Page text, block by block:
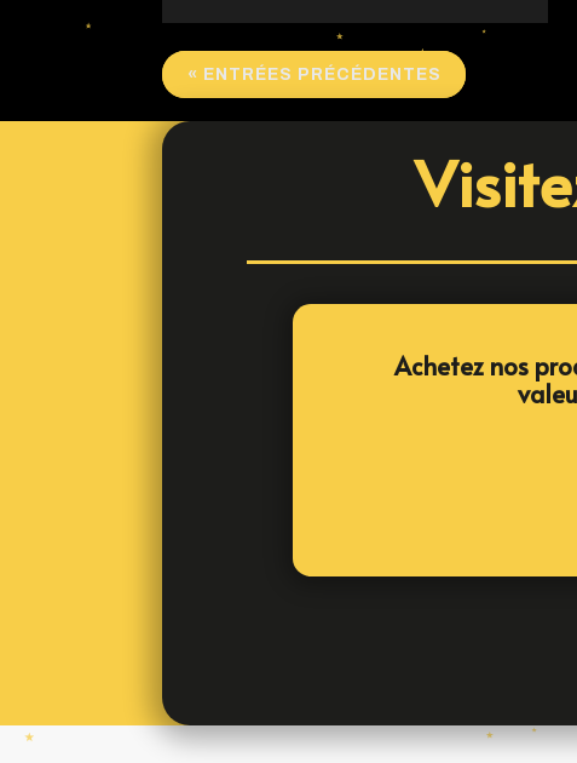
« ENTRÉES PRÉCÉDENTES
Achetez nos